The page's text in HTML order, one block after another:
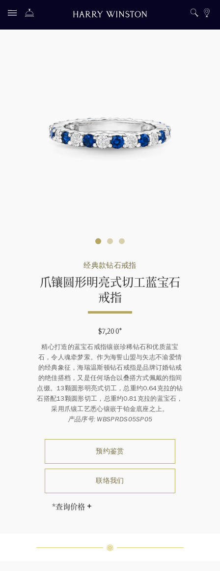
经典款钻石戒指
爪镶圆形明亮式切工蓝宝石
戒指
$7,200*
精心打造的蓝宝石戒指镶嵌珍稀钻石和优质蓝宝
石，令人魂牵梦萦。作为海誓山盟与矢志不渝爱情
的经典象征，海瑞温斯顿钻石戒指是品牌订婚钻戒
的绝佳搭档，又是任何场合以叠搭方式佩戴的指间
点缀。13颗圆形明亮式切工，总重约0.64克拉的钻
石搭配13颗圆形切工，总重约0.81克拉的蓝宝石，
采用爪镶工艺悉心镶嵌于铂金底座之上。
产品序号: WBSPRDS05SP05
预约鉴赏
联络我们
*查询价格
每一件高级珠宝作品也是如此：每个